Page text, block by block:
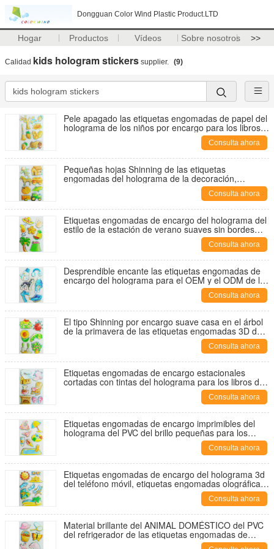
Dongguan Color Wind Plastic Product.LTD
Hogar Productos Vídeos Sobre nosotros >>
Calidad kids hologram stickers supplier. (9)
Pele apagado las etiquetas engomadas de papel del
holograma de los niños por encargo para los libros
Consulta ahora
Pequeñas hojas Shinning de las etiquetas
engomadas del holograma de la decoración,
etiquetas engomadas personalizadas del holograma
Consulta ahora
Etiquetas engomadas de encargo del holograma del
estilo de la estación de verano suaves sin bordes
Consulta ahora
Desprendible encante las etiquetas engomadas de
encargo del holograma para el OEM y el ODM de los
Consulta ahora
El tipo Shinning por encargo suave casa en el árbol
de la primavera de las etiquetas engomadas 3D del
Consulta ahora
Etiquetas engomadas de encargo estacionales
cortadas con tintas del holograma para los libros de
recuerdos 2m m ligeramente no tóxicosConsulta ahora
Etiquetas engomadas de encargo imprimibles del
holograma del PVC del brillo pequeñas para los
Consulta ahora
Etiquetas engomadas de encargo del holograma 3d
del teléfono móvil, etiquetas engomadas olográficas
Consulta ahora
Material brillante del ANIMAL DOMÉSTICO del PVC
del refrigerador de las etiquetas engomadas de